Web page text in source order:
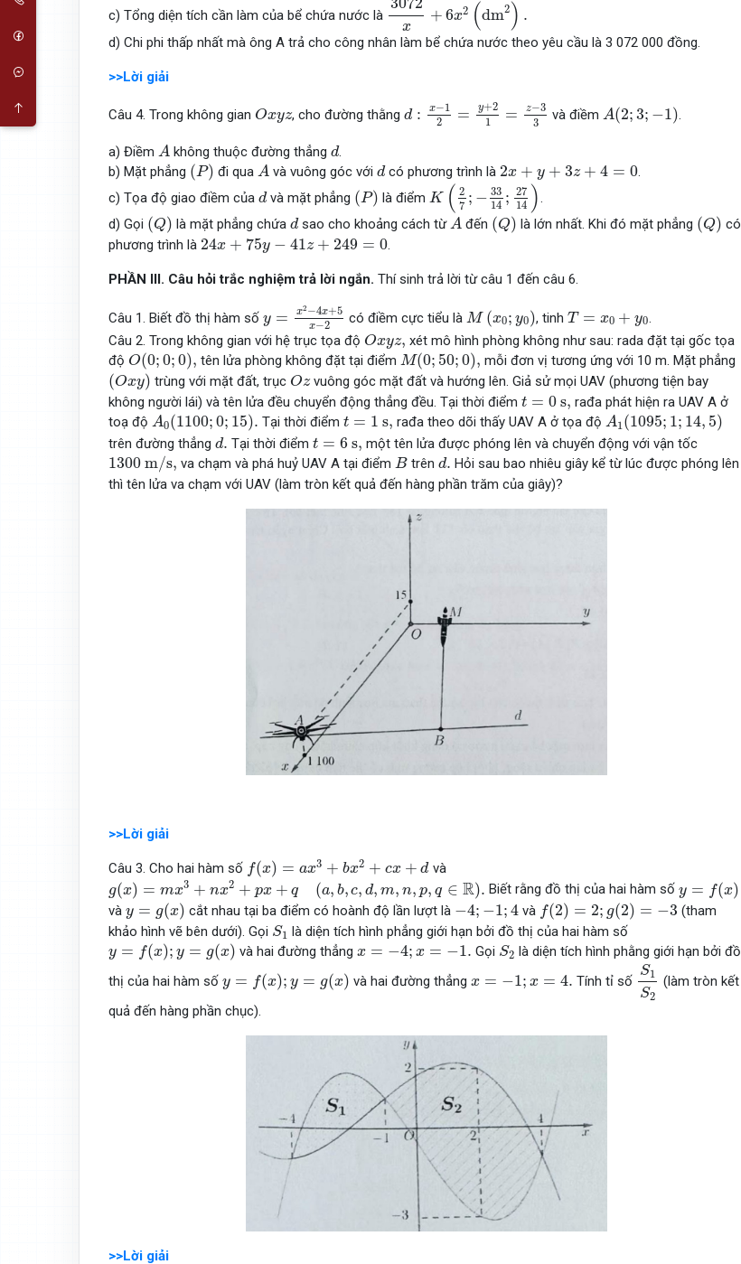
c) Tổng diện tích cần làm của bể chứa nước là
x
+ 6x2 (dm2 ) .
d) Chi phi thấp nhất mà ông A trả cho công nhân làm bể chứa nước theo yêu cầu là 3 072 000 đồng.
>>Lời giải
Câu 4. Trong không gian Oxyz
Ox , cho đường thằngd : x−1
2
= y+2
1
= z−3
3
−1 2 21= 33
và điềmA(2;3; −1)
A(2; 3; ) .
a) Điềm A
A không thuộc đường thẳng d
d.
b) Mặt phẳng (P)
(P) đi qua A
Avà vuông góc với d
dcó phương trình là 2x + y + 3z + 4 = 0
2x y +3 z +4= 0
.
c) Tọa độ giao điềm của d
dvà mặt phẳng (P)
(P) là điểm K ( 2
7 ; − 33
14 ; 27
14 )
K 27; 3314 2714 )
.
d) Gọi (Q)
(Q) là mặt phẳng chứa d
dsao cho khoảng cách từA
A đến (Q)
(Q) là lớn nhất. Khi đó mặt phẳng (Q)
(Q) có
phương trình là 24x + 75y − 41z + 249 = 0
24x +75y− z+ 249 =0 .
PHẦN III. Câu hỏitrắc nghiệm trả lời ngắn. Thí sinh trả lời từ câu 1 đến câu 6.
Câu 1. Biết đồ thị hàm số y = x2 −4x+5
x−2
−4 x 5x
có điềm cực tiểu làM (x0; y0)
M( x , tinh T = x0 + y0
T= + 0
.
Câu 2. Trong không gian với hệ trục tọa độ Oxyz,
Oxyz, xét mô hình phòng không như sau: rada đặt tại gốc tọa
độ O(0;0;0),
O(0;0;0), tên lửa phòng không đặt tại điểm M(0; 50; 0),
M(0;50;0), mỗi đơn vị tương ứng với 10 m. Mặt phẳng
(Oxy)
(Oxy) trùng với mặt đất, trục Oz
Ozvuông góc mặt đất và hướng lên. Giả sử mọi UAV (phương tiện bay
không người lái) và tên lửa đều chuyển động thẳng đều. Tại thời điểm t = 0s,
t =0 s
rađa phát hiện ra UAV A ở
toạ độ A0(1100;0; 15).
A (11000; 15) Tại thời điểm t = 1 s,
t=1 s rađa theo dõi thấy UAV A ở tọa độ A1(1095; 1; 14, 5)
A1 (1095; 1; 14 5)
trên đường thẳng d.
d Tại thời điểmt = 6 s,
t s một tên lửa được phóng lên và chuyển động với vận tốc
1300m/s,
1300 m /s va chạm và phá huỷ UAV A tại điểm B
B trên d.
d Hỏi sau bao nhiêu giây kể từ lúc được phóng lên
thì tên lửa va chạm với UAV (làm tròn kết quả đến hàng phần trăm của giây)?
>>Lời giải
Câu 3. Cho hai hàm số f(x) = ax3 + bx2 + cx + d
f(x = b + x
và
g(x) = mx3 + nx2 + px + q (a, b, c, d, m, n, p, q ∈ R).
( ) n x + q (a b m, , p R
Biết rằng đồ thị của hai hàm số y = f(x)
x)
và y = g(x)
= ) cắt nhau tại ba điểm có hoành độ lần lượt là −4; −1;4
4;− ;4 và f(2) = 2; g(2) = −3
f(2)= g( =−3
(tham
khảo hình vẽ bên dưới). Gọi S1
S1 là diện tích hình phẳng giới hạn bởi đồ thị của hai hàm số
y = f(x); y = g(x)
x); = và hai đường thẳngx = −4; x = −1.
x 4 x=−1. Gọi S2
S2 là diện tích hình phằng giới hạn bởi đồ
thị của hai hàm số y = f(x); y = g(x)
x); = và hai đường thẳngx = −1; x = 4.
x x=4. Tính tỉ số
S1
S2
S1S 2
(làm tròn kết
quả đến hàng phần chục).
>>Lời giải